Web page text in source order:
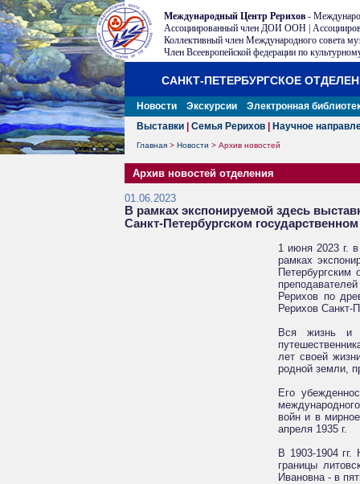
Международный Центр Рерихов -
Ассоциированный член ДОИ ООН |
Коллективный член Международного совета
Член Всеевропейской федерации по
САНКТ-ПЕТЕРБУРГСКОЕ
Новости Экскурсии
Электронная
Выставки
Семья Рерихов Научное
Главная > Новости > Архив новостей
Архив новостей отделения
01.06.2023
В рамках экспонируемой здесь
Санкт-Петербургском
1 июня 2023 г.
рамках
Рерихов по
Рерихов Санкт-
Вся жизнь и
лет своей
родной земли,
Его
войн и в
апреля 1935 г.
В 1903-1904
границы
Ивановна - в